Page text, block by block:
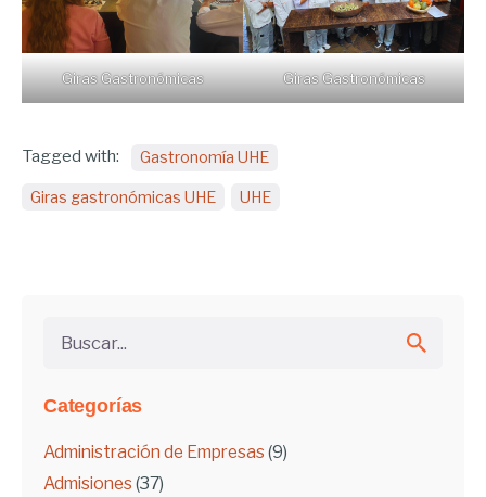
Categorías
Administración de Empresas (9)
Admisiones (37)
Giras Gastronómicas Giras Gastronómicas
Tagged with: Gastronomía UHE
Giras gastronómicas UHE UHE